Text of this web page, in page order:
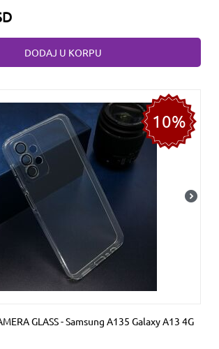
DODAJ U KORPU
10%
GLASS - Samsung A135 Galaxy A13 4G